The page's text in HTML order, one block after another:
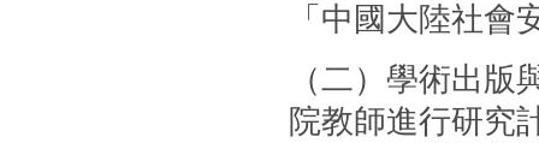
「中國大陸社會
（二）學術出
院教師進行研究